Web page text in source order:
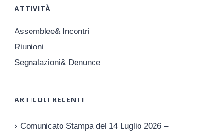
ATTIVITÀ
Assemblee& Incontri
Riunioni
Segnalazioni& Denunce
ARTICOLI RECENTI
Comunicato Stampa del 14 Luglio 2026 –